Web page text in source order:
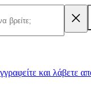
και λάβετε